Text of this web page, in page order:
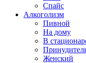
Спайс
Алкоголизм
Пивной
На дому
В
Женский